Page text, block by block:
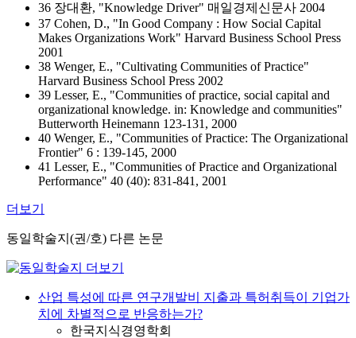
36 장대환, "Knowledge Driver" 매일경제신문사 2004
37 Cohen, D., "In Good Company : How Social Capital
Makes Organizations Work" Harvard Business School Press
2001
38 Wenger, E., "Cultivating Communities of Practice"
Harvard Business School Press 2002
39 Lesser, E., "Communities of practice, social capital and
organizational knowledge. in: Knowledge and communities"
Butterworth Heinemann 123-131, 2000
40 Wenger, E., "Communities of Practice: The Organizational
Frontier" 6 : 139-145, 2000
41 Lesser, E., "Communities of Practice and Organizational
Performance" 40 (40): 831-841, 2001
더보기
동일학술지(권/호) 다른 논문
산업 특성에 따른 연구개발비 지출과 특허취득이 기업가
치에 차별적으로 반응하는가?
한국지식경영학회